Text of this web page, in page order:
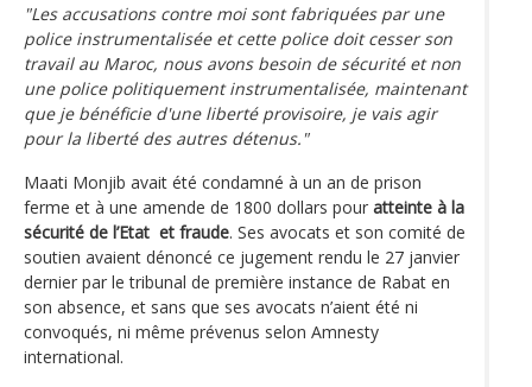
"Les accusations contre moi sont fabriquées par une
police instrumentalisée et cette police doit cesser son
travail au Maroc, nous avons besoin de sécurité et non
une police politiquement instrumentalisée, maintenant
que je bénéficie d'une liberté provisoire, je vais agir
pour la liberté des autres détenus."
Maati Monjib avait été condamné à un an de prison
ferme et à une amende de 1800 dollars pour atteinte à la
sécurité de l’Etat et fraude. Ses avocats et son comité de
soutien avaient dénoncé ce jugement rendu le 27 janvier
dernier par le tribunal de première instance de Rabat en
son absence, et sans que ses avocats n’aient été ni
convoqués, ni même prévenus selon Amnesty
international.